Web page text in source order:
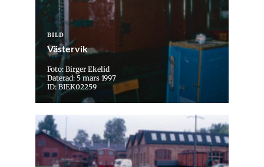
BILD
Västervik
Foto: Birger Ekelid
Daterad: 5 mars 1997
ID: BIEK02259